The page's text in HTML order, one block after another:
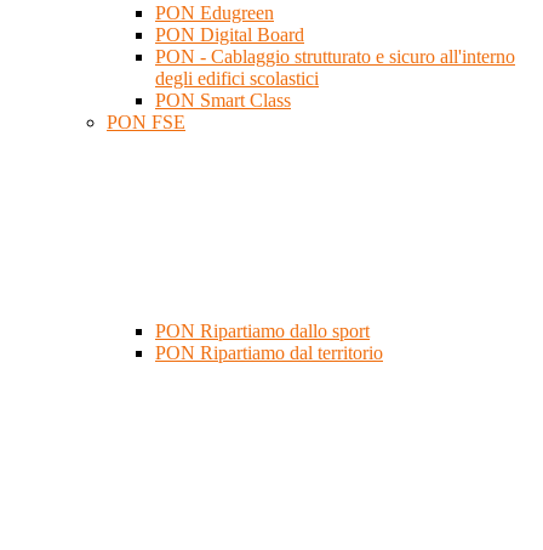
PON Edugreen
PON Digital Board
PON - Cablaggio strutturato e sicuro all'interno
degli edifici scolastici
PON Smart Class
PON FSE
PON Ripartiamo dallo sport
PON Ripartiamo dal territorio